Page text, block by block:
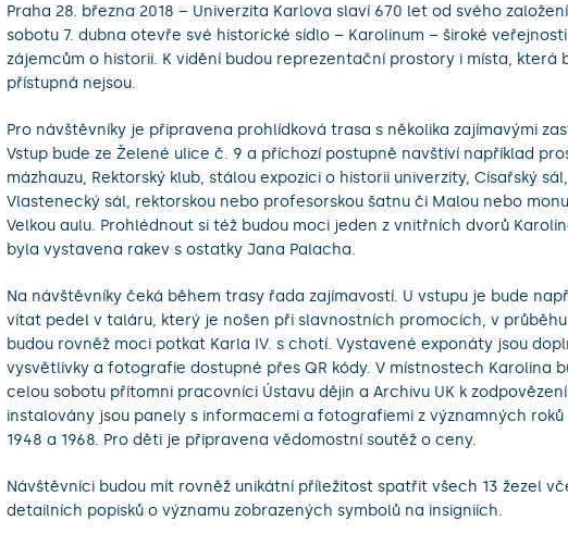
Praha 28. března 2018 – Univerzita Karlova slaví 670 let od svého
sobotu 7. dubna otevře své historické sídlo – Karolinum – široké
zájemcům o historii. K vidění budou reprezentační prostory i místa, která
přístupná nejsou.
Pro návštěvníky je připravena prohlídková trasa s několika zajímavými
Vstup bude ze Želené ulice č. 9 a příchozí postupně navštíví například
mázhauzu, Rektorský klub, stálou expozici o historii univerzity, Císařský sál,
Vlastenecký sál, rektorskou nebo profesorskou šatnu či Malou nebo
Velkou aulu. Prohlédnout si též budou moci jeden z vnitřních dvorů
byla vystavena rakev s ostatky Jana Palacha.
Na návštěvníky čeká během trasy řada zajímavostí. U vstupu je bude
vítat pedel v taláru, který je nošen při slavnostních promocích, v
budou rovněž moci potkat Karla IV. s chotí. Vystavené exponáty jsou
vysvětlivky a fotografie dostupné přes QR kódy. V místnostech Karolina
celou sobotu přítomni pracovníci Ústavu dějin a Archivu UK k
instalovány jsou panely s informacemi a fotografiemi z významných roků
1948 a 1968. Pro děti je připravena vědomostní soutěž o ceny.
Návštěvníci budou mít rovněž unikátní příležitost spatřit všech 13 žezel
detailních popisků o významu zobrazených symbolů na insigniích.